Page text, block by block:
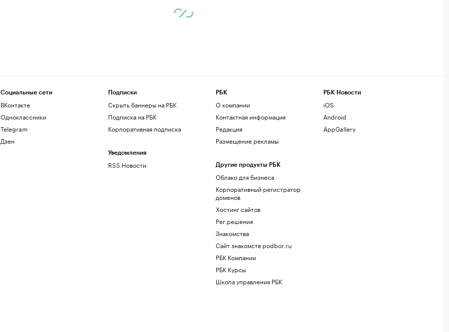
Социальные сети
ВКонтакте
Одноклассники
Telegram
Дзен
Подписки
Скрыть баннеры на РБК
Подписка на РБК
Корпоративная подписка
Уведомления
RSS Новости
РБК
О компании
Контактная информация
Редакция
Размещение рекламы
Другие продукты РБК
Облако для бизнеса
Корпоративный регистратор
доменов
Хостинг сайтов
Рег.решения
Знакомства
Сайт знакомств podbor.ru
РБК Компании
РБК Курсы
Школа управления РБК
РБК Новости
iOS
Android
AppGallery